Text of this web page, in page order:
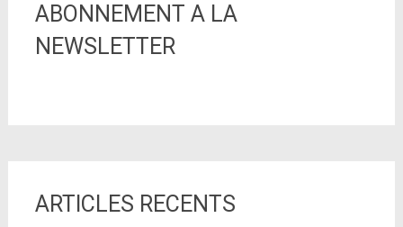
ABONNEMENT A LA
NEWSLETTER
ARTICLES RECENTS